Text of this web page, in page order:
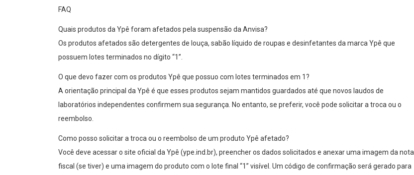
FAQ
Quais produtos da Ypê foram afetados pela suspensão da Anvisa?
Os produtos afetados são detergentes de louça, sabão líquido de roupas e desinfetantes da marca Ypê que
possuem lotes terminados no dígito “1”.
O que devo fazer com os produtos Ypê que possuo com lotes terminados em 1?
A orientação principal da Ypê é que esses produtos sejam mantidos guardados até que novos laudos de
laboratórios independentes confirmem sua segurança. No entanto, se preferir, você pode solicitar a troca ou o
reembolso.
Como posso solicitar a troca ou o reembolso de um produto Ypê afetado?
Você deve acessar o site oficial da Ypê (ype.ind.br), preencher os dados solicitados e anexar uma imagem da nota
fiscal (se tiver) e uma imagem do produto com o lote final “1” visível. Um código de confirmação será gerado para